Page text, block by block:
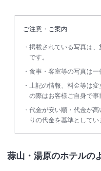
ご注意・ご案内
掲載されている写真は
です。
食事・客室等の写真は一
上記の情報、料金等は
の際はお客様ご自身で事
代金が安い順・代金が
りの代金を基準としてい
蒜山・湯原のホテルの